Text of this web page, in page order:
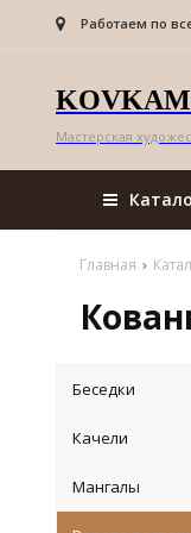
Работаем по
Мастерская
Главная
Беседки
Качели
Мангалы